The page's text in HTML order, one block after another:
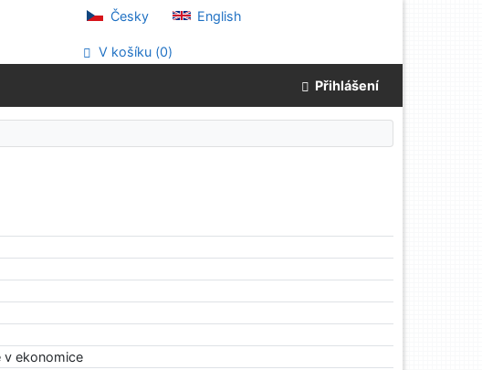
Česky English
V košíku (0)
Přihlášení
v ekonomice